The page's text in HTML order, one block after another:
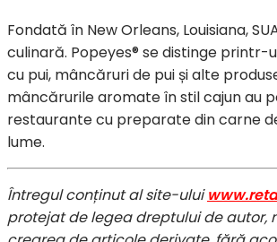
Fondată în New Orleans, Louisiana,
culinară. Popeyes® se distinge printr-
cu pui, mâncăruri de pui și alte
mâncărurile aromate în stil cajun au
restaurante cu preparate din carne
lume.
Întregul conținut al site-ului
protejat de legea dreptului de autor,